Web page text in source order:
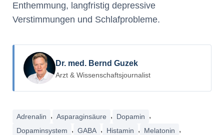
Enthemmung, langfristig depressive
Verstimmungen und Schlafprobleme.
Dr. med. Bernd Guzek
Arzt & Wissenschaftsjournalist
Adrenalin , Asparaginsäure , Dopamin ,
Dopaminsystem , GABA , Histamin , Melatonin ,